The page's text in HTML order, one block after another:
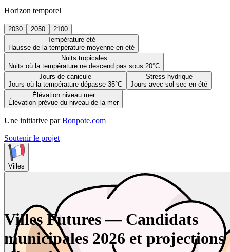
Horizon temporel
2030 2050
2100
Température été
Hausse de la température moyenne en été
Nuits tropicales
Nuits où la température ne descend pas sous 20°C
Jours de canicule
Jours où la température dépasse 35°C
Stress hydrique
Jours avec sol sec en été
Élévation niveau mer
Élévation prévue du niveau de la mer
Une initiative par Bonpote.com
Soutenir le projet
Villes
Villes Futures — Candidats
municipales 2026 et projections